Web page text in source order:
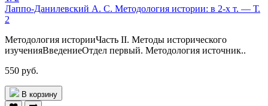
Лаппо-Данилевский А. С. Методология истории: в 2-х т. — Т.
2
Методология историиЧасть II. Методы исторического
изученияВведениеОтдел первый. Методология источник..
550 руб.
В корзину